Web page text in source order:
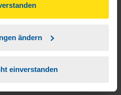
von Cookies, gemäß
zustimmen.
ändern
einverstanden
verwendet werden.
habe ich zur
*